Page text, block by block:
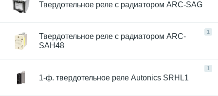
Твердотельное реле с радиатором ARC-SAG
1
Твердотельное реле с радиатором ARC-
SAH48
1
1-ф. твердотельное реле Autonics SRHL1